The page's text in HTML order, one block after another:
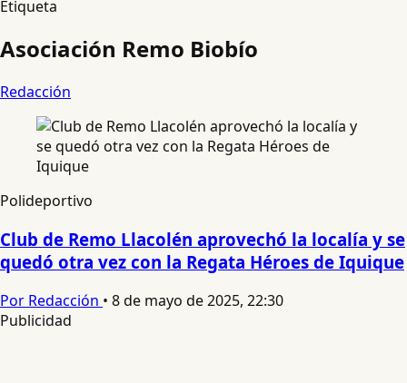
Etiqueta
Asociación Remo Biobío
Redacción
Polideportivo
Club de Remo Llacolén aprovechó la localía y se
quedó otra vez con la Regata Héroes de Iquique
Por Redacción • 8 de mayo de 2025, 22:30
Publicidad